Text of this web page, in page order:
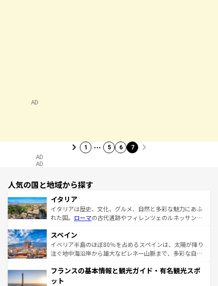
AD
1 … 5 6 7
AD
AD
人気の国と地域から探す
イタリア
イタリアは歴史、文化、グルメ、自然と多彩な魅力にあふ
れた国。 ローマの古代遺跡やフィレンツェのルネッサンス
ろん、トスカーナの美しい田園風景やアマルフィ海岸の絶
景など、自然景観も見逃せない。観光の合間には、本場の
ピザやパスタなど、絶品のイタリア料理を堪能することも
ませてくれるイタリアで、忘れられない旅をしてみよう！
なお、新着のイタリア情報は
スペイン
イベリア半島のほぼ80％を占めるスペインは、太陽が降り
注ぐ地中海沿岸から雄大なピレネー山脈まで、多彩な自然
文化が根付くこの国では、情熱的なフラメンコ、熱気あふ
れる闘牛、そして美味しいタパスが生活の一部となってい
フランスの基本情報と観光ガイド・有名観光スポ
ット